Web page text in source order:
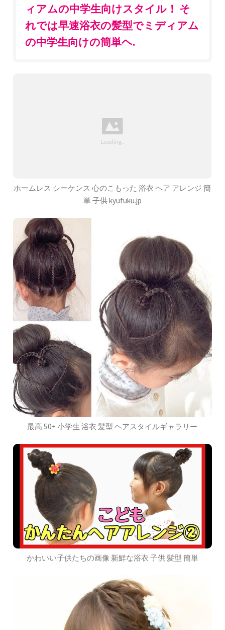
ィアムの中学生向けスタイル！ そ
れでは早速浴衣の髪型でミディアム
の中学生向けの簡単ヘ.
ホームレス シーケンス 心のこもった 浴衣 ヘア アレンジ 簡
単 子供 kyufuku.jp
最高 50+ 小学生 浴衣 髪型 ヘアスタイルギャラリー
かわいい子供たちの画像 新鮮な浴衣 子供 髪型 簡単